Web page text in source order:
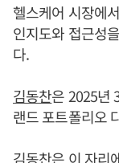
헬스케어 시장에
인지도와 접근성
다.
김동찬은 2025년
랜드 포트폴리오
김동찬은 이 자리